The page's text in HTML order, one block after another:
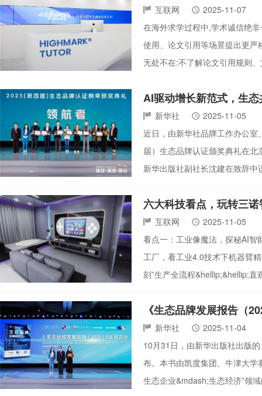
互联网
2025-11-07
在海外求学过程中,学术诚信绝
使用、论文引用等场景提出更
无处不在:不了解论文引用规则
AI驱动增长新范式，生
新华社
2025-11-05
近日，由新华社品牌工作办公
届）生态品牌认证颁奖典礼在北
新华出版社副社长沈建在致辞
六大科技看点，玩转三
互联网
2025-11-05
看点一：工业像魔法，探秘AI智
工厂，看工业4.0技术下机器臂
刻”生产全流程&hellip;&hellip;直
《生态品牌发展报告（
新华社
2025-11-04
10月31日，由新华出版社出版
布。本书由凯度集团、牛津大
生态企业&mdash;生态经济”领